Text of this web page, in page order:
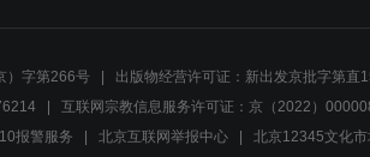
）字第266号
出版物经营许可证：新出发京批字第直
互联网宗教信息服务许可证：京（2022）
报警服务
北京互联网举报中心 北京12345文化